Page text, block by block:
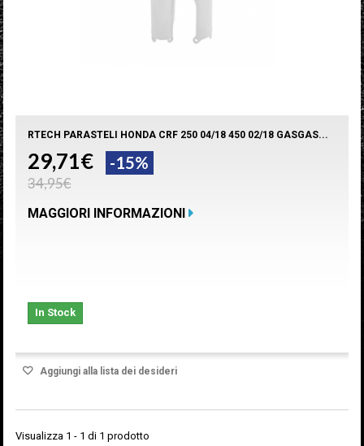
RTECH PARASTELI HONDA CRF 250 04/18 450 02/18 GASGAS...
29,71€ -15%
34,95€
MAGGIORI INFORMAZIONI
In Stock
Aggiungi alla lista dei desideri
Visualizza 1 - 1 di 1 prodotto